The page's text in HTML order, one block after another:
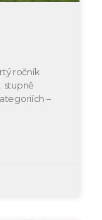
ročník
stupně
–